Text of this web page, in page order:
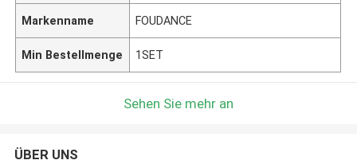
Markenname FOUDANCE
Min Bestellmenge 1SET
Sehen Sie mehr an
ÜBER UNS